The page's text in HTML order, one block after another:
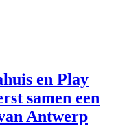
en Play
samen een
Antwerp